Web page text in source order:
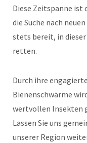
Diese Zeitspanne ist
die Suche nach
stets bereit, in
retten.
Durch ihre
Bienenschwärme
wertvollen Insekten
Lassen Sie uns
unserer Region